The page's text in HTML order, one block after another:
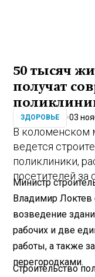
50 тысяч
получат
ЗДОРОВЬЕ 03
В коломенском
ведется
поликлиники,
посетителей за
Министр
Владимир
возведение
рабочих и две
работы, а также
перегородками.
Строительство